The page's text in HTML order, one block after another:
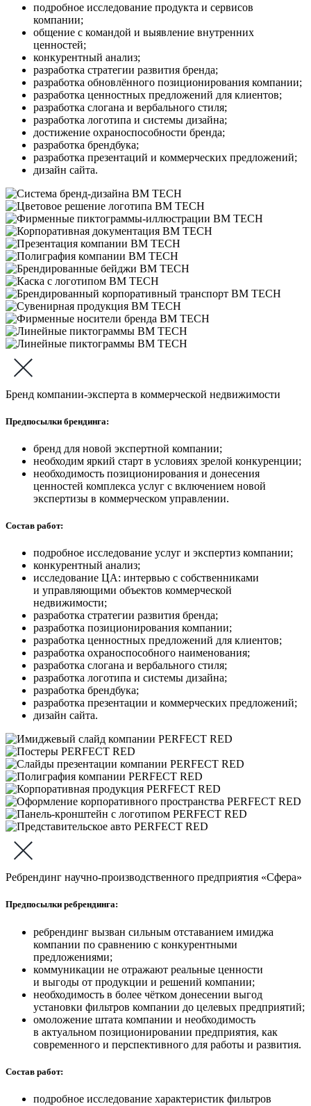
подробное исследование продукта и сервисов
компании;
общение с командой и выявление внутренних
ценностей;
конкурентный анализ;
разработка стратегии развития бренда;
разработка обновлённого позиционирования компании;
разработка ценностных предложений для клиентов;
разработка слогана и вербального стиля;
разработка логотипа и системы дизайна;
достижение охраноспособности бренда;
разработка брендбука;
разработка презентаций и коммерческих предложений;
дизайн сайта.
Бренд компании-эксперта в коммерческой недвижимости
Предпосылки брендинга:
бренд для новой экспертной компании;
необходим яркий старт в условиях зрелой конкуренции;
необходимость позиционирования и донесения
ценностей комплекса услуг с включением новой
экспертизы в коммерческом управлении.
Состав работ:
подробное исследование услуг и экспертиз компании;
конкурентный анализ;
исследование ЦА: интервью с собственниками
и управляющими объектов коммерческой
недвижимости;
разработка стратегии развития бренда;
разработка позиционирования компании;
разработка ценностных предложений для клиентов;
разработка охраноспособного наименования;
разработка слогана и вербального стиля;
разработка логотипа и системы дизайна;
разработка брендбука;
разработка презентации и коммерческих предложений;
дизайн сайта.
Ребрендинг научно-производственного предприятия «Сфера»
Предпосылки ребрендинга:
ребрендинг вызван сильным отставанием имиджа
компании по сравнению с конкурентными
предложениями;
коммуникации не отражают реальные ценности
и выгоды от продукции и решений компании;
необходимость в более чётком донесении выгод
установки фильтров компании до целевых предприятий;
омоложение штата компании и необходимость
в актуальном позиционировании предприятия, как
современного и перспективного для работы и развития.
Состав работ:
подробное исследование характеристик фильтров